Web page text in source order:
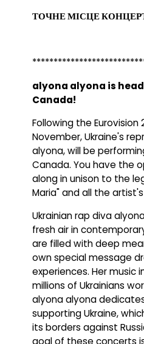
ТОЧНЕ МІСЦЕ
alyona alyona is
Canada!
Following the Eurovision
November, Ukraine's
alyona, will be
Canada. You have the
along in unison to the
Maria" and all the
Ukrainian rap diva
fresh air in
are filled with deep
own special message
experiences. Her music
millions of Ukrainians
alyona alyona
supporting Ukraine,
its borders against
goal of these concerts